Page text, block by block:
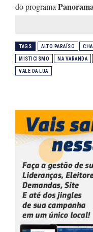
do programa
TAGS ALTO PARAÍSO
MISTICISMO NA VARANDA
VALE DA LUA